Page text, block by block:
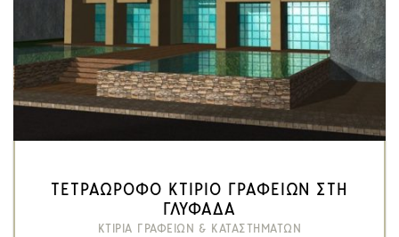
ΤΕΤΡΑΩΡΟΦΟ ΚΤΙΡΙΟ ΓΡΑΦΕΙΩΝ ΣΤΗ
ΓΛΥΦΑΔΑ
ΚΤΙΡΙΑ ΓΡΑΦΕΙΩΝ & ΚΑΤΑΣΤΗΜΑΤΩΝ